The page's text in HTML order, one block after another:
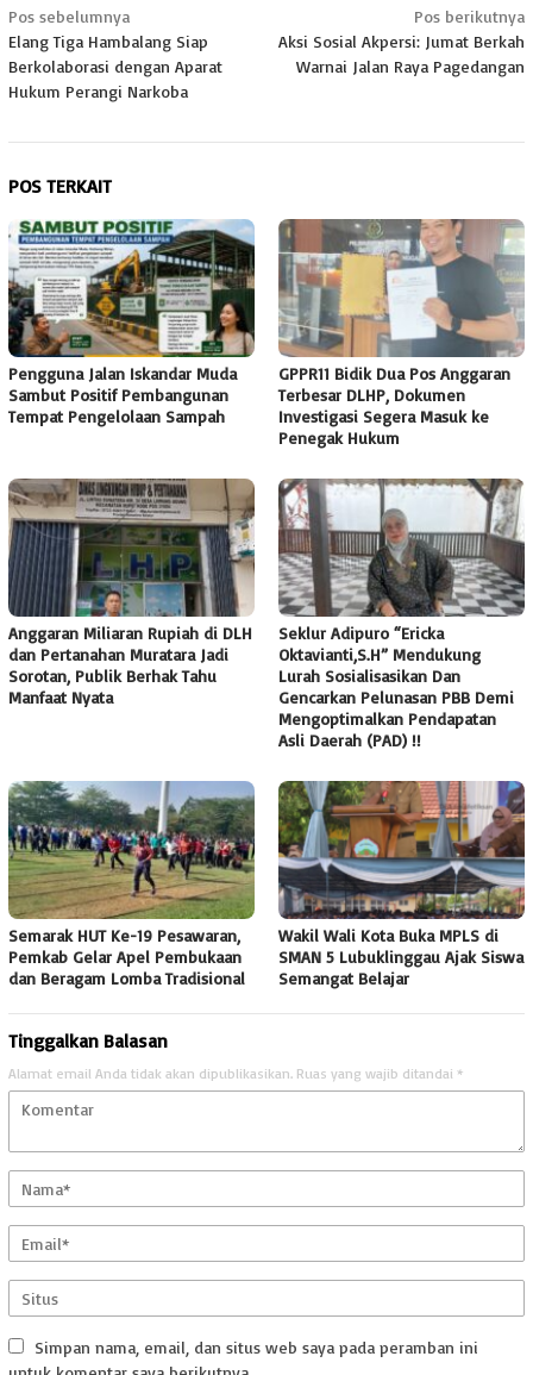
Navigasi
pos
Pos sebelumnya
Elang Tiga Hambalang Siap
Berkolaborasi dengan Aparat
Hukum Perangi Narkoba
Pos berikutnya
Aksi Sosial Akpersi: Jumat Berkah
Warnai Jalan Raya Pagedangan
POS TERKAIT
Pengguna Jalan Iskandar Muda
Sambut Positif Pembangunan
Tempat Pengelolaan Sampah
GPPR11 Bidik Dua Pos Anggaran
Terbesar DLHP, Dokumen
Investigasi Segera Masuk ke
Penegak Hukum
Anggaran Miliaran Rupiah di DLH
dan Pertanahan Muratara Jadi
Sorotan, Publik Berhak Tahu
Manfaat Nyata
Seklur Adipuro “Ericka
Oktavianti,S.H” Mendukung
Lurah Sosialisasikan Dan
Gencarkan Pelunasan PBB Demi
Mengoptimalkan Pendapatan
Asli Daerah (PAD) !!
Semarak HUT Ke-19 Pesawaran,
Pemkab Gelar Apel Pembukaan
dan Beragam Lomba Tradisional
Wakil Wali Kota Buka MPLS di
SMAN 5 Lubuklinggau Ajak Siswa
Semangat Belajar
Tinggalkan Balasan
Alamat email Anda tidak akan dipublikasikan. Ruas yang wajib ditandai *
Simpan nama, email, dan situs web saya pada peramban ini